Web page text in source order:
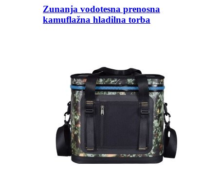
Zunanja vodotesna prenosna
kamuflažna hladilna torba